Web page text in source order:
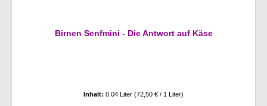
Birnen Senfmini - Die Antwort auf Käse
Inhalt: 0.04 Liter (72,50 € / 1 Liter)